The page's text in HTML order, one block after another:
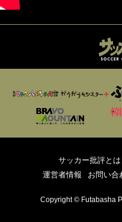
サッカー批評とは
運営者情報
お問い合
Copyright © Futabasha